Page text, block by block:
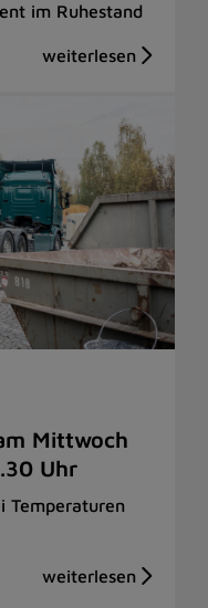
im Ruhestand
Mittwoch
Uhr
Temperaturen